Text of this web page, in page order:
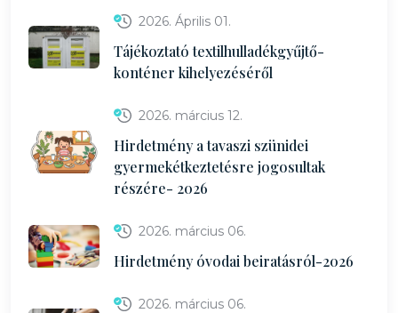
2026. Április 01.
Tájékoztató textilhulladékgyűjtő-
konténer kihelyezéséről
2026. március 12.
Hirdetmény a tavaszi szünidei
gyermekétkeztetésre jogosultak
részére- 2026
2026. március 06.
Hirdetmény óvodai beiratásról-2026
2026. március 06.